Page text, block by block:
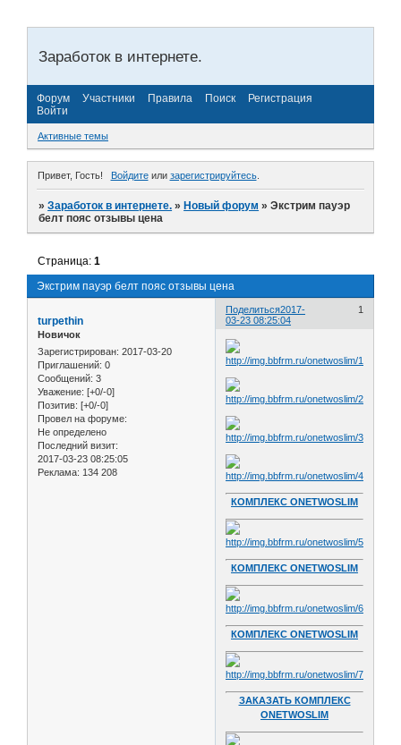
Заработок в интернете.
Форум Участники Правила Поиск
Регистрация
Войти
Активные темы
Привет, Гость! Войдитеили зарегистрируйтесь.
»Заработок в интернете. »Новый форум »Экстрим пауэр
белт пояс отзывы цена
Экстрим пауэр белт пояс отзывы цена
Страница:1
Поделиться 1
2017-
03-23 08:25:04
turpethin
Новичок
Зарегистрирован: 2017-03-20
Приглашений: 0
Сообщений: 3
Уважение: [+0/-0]
Позитив: [+0/-0]
Провел на форуме:
Не определено
Последний визит:
2017-03-23 08:25:05
Реклама: 134 208
КОМПЛЕКС ONETWOSLIM
КОМПЛЕКС ONETWOSLIM
КОМПЛЕКС ONETWOSLIM
ЗАКАЗАТЬ КОМПЛЕКС
ONETWOSLIM